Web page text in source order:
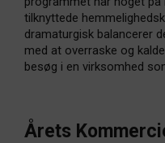
tilknyttede
dramaturgisk balancerer
med at overraske og
besøg i en virksomhed
Årets